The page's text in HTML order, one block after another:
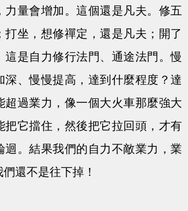
力量會增加。這個還是凡夫。修五
打坐，想修禪定，還是凡夫；開了
這是自力修行法門、通途法門。慢
深、慢慢提高，達到什麼程度？達
超過業力，像一個大火車那麼強大
把它擋住，然後把它拉回頭，才有
迴。結果我們的自力不敵業力，業
還不是往下掉！